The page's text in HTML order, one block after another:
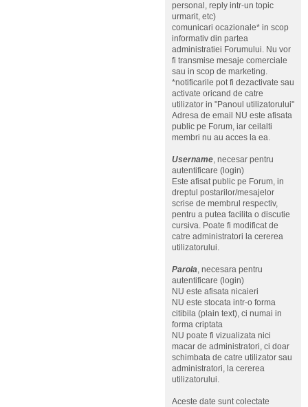
personal, reply intr-un topic
urmarit, etc)
comunicari ocazionale* in scop
informativ din partea
administratiei Forumului. Nu vor
fi transmise mesaje comerciale
sau in scop de marketing.
*notificarile pot fi dezactivate sau
activate oricand de catre
utilizator in "Panoul utilizatorului"
Adresa de email NU este afisata
public pe Forum, iar ceilalti
membri nu au acces la ea.
Username, necesar pentru
autentificare (login)
Este afisat public pe Forum, in
dreptul postarilor/mesajelor
scrise de membrul respectiv,
pentru a putea facilita o discutie
cursiva. Poate fi modificat de
catre administratori la cererea
utilizatorului.
Parola, necesara pentru
autentificare (login)
NU este afisata nicaieri
NU este stocata intr-o forma
citibila (plain text), ci numai in
forma criptata
NU poate fi vizualizata nici
macar de administratori, ci doar
schimbata de catre utilizator sau
administratori, la cererea
utilizatorului.
Aceste date sunt colectate